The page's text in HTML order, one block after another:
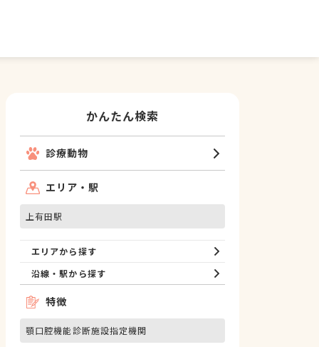
かんたん検索
診療動物
エリア・駅
上有田駅
エリアから探す
沿線・駅から探す
特徴
顎口腔機能診断施設指定機関